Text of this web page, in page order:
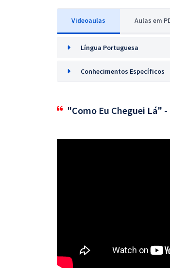
Videoaulas Aulas em
Língua Portuguesa
Conhecimentos Específicos
"Como Eu Cheguei Lá"